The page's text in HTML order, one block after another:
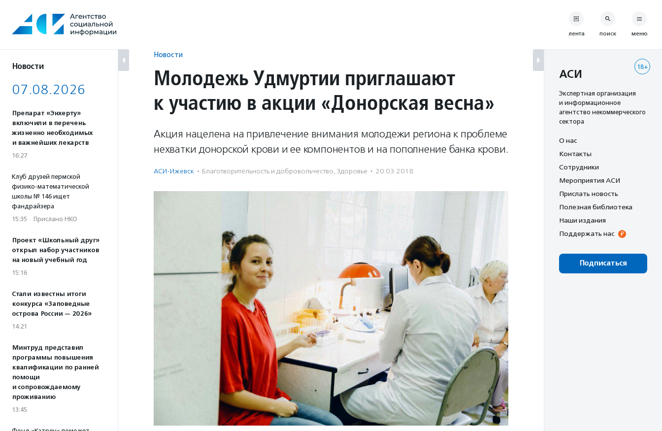
содержанию
Новости
07.08.2026
Препарат «Энхерту»
включили в перечень
жизненно необходимых
и важнейших лекарств
16:27
Клуб друзей пермской
физико-математической
школы № 146 ищет
фандрайзера
15:35 · Прислано НКО
Проект «Школьный друг»
открыл набор участников
на новый учебный год
15:16
Стали известны итоги
конкурса «Заповедные
острова России — 2026»
14:21
Минтруд представил
программы повышения
квалификации по ранней
помощи
и сопровождаемому
проживанию
13:45
Новости
Молодежь Удмуртии приглашают
к участию в акции «Донорская весна»
Акция нацелена на привлечение внимания молодежи региона к проблеме
нехватки донорской крови и ее компонентов и на пополнение банка крови.
АСИ-Ижевск · Благотвори­тель­ность и доброволь­чест­во, Здоровье · 20.03.2018
лента поиск меню
18+
АСИ
Экспертная организация
и информационное
агентство некоммерческого
сектора
О нас
Контакты
Сотрудники
Мероприятия АСИ
Прислать новость
Полезная библиотека
Наши издания
Поддержать нас
Подписаться